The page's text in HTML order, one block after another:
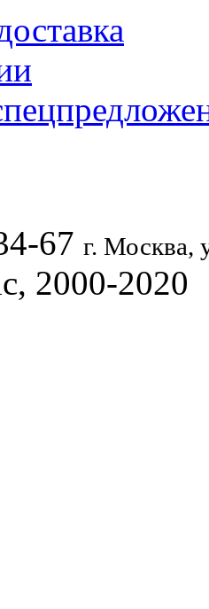
67 г. Москва,
2000-2020